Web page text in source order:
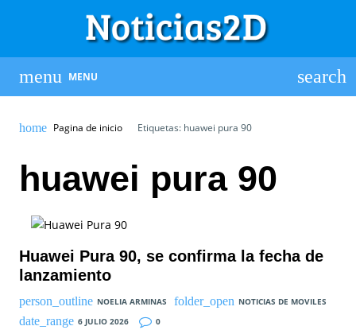
MENU
Pagina de inicio Etiquetas: huawei pura 90
huawei pura 90
Huawei Pura 90, se confirma la fecha de
lanzamiento
NOELIA ARMINAS
NOTICIAS DE MOVILES
6 JULIO 2026
0